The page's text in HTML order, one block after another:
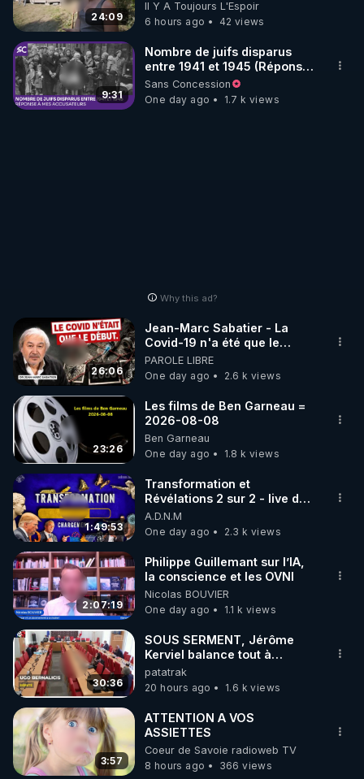
▶ Instagram  :
https://www.instagram.com/Thierrycasasnovas_rgn
r
▶Twitter : https://twitter.com/thierrycas
24:09
Visite éco village en
Bretagne
Il Y A Toujours L'Espoir
6 hours ago
42 views
9:31
Nombre de juifs disparus
entre 1941 et 1945 (Réponse
à mes accusateurs)
Sans Concession
One day ago
1.7 k views
Why this ad?
26:06
Jean-Marc Sabatier - La
Covid-19 n'a été que le
début - L'ARNm & l'ARNm-aa
jusqu où auront-t-il ?
PAROLE LIBRE
One day ago
2.6 k views
23:26
Les films de Ben Garneau =
2026-08-08
Ben Garneau
One day ago
1.8 k views
1:49:53
Transformation et
Révélations 2 sur 2 - live du
07/08/26
A.D.N.M
One day ago
2.3 k views
2:07:19
Philippe Guillemant sur l’IA,
la conscience et les OVNI
Nicolas BOUVIER
One day ago
1.1 k views
30:36
SOUS SERMENT, Jérôme
Kerviel balance tout à
l'Assemblée !
patatrak
20 hours ago
1.6 k views
3:57
ATTENTION A VOS
ASSIETTES
Coeur de Savoie radioweb TV
8 hours ago
366 views